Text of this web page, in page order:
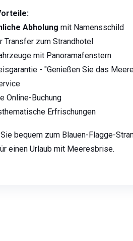
Abholung mit Namensschild
Transfer zum Strandhotel
mit Panoramafenstern
- "Genießen Sie das
Online-Buchung
Erfrischungen
bequem zum Blauen-Flagge-
einen Urlaub mit Meeresbrise.